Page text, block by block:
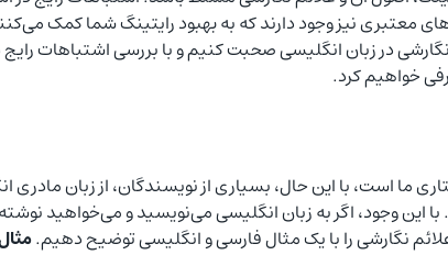
معتبری نیز وجود دارند که به بهبود رایتینگ شما کمک
در زبان انگلیسی صحبت کنیم و با بررسی اشتباهات
خواهیم کرد.
است، با این حال، بسیاری از نویسندگان، از زبان مادری
این وجود، اگر به زبان انگلیسی می‌نویسید و می‌خواهید
نگارشی را با یک مثال فارسی و انگلیسی توضیح دهیم.